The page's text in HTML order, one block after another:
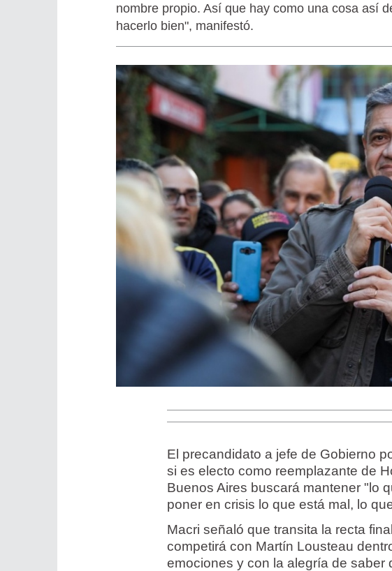
nombre propio. Así que hay como una cosa así
hacerlo bien", manifestó.
El precandidato a jefe de Gobierno
si es electo como reemplazante de
Buenos Aires buscará mantener "lo
poner en crisis lo que está mal, lo
Macri señaló que transita la recta
competirá con Martín Lousteau
emociones y con la alegría de saber